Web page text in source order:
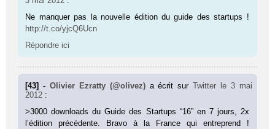
Ne manquer pas la nouvelle édition du guide des startups !
http://t.co/yjcQ6Ucn
Répondre ici
[43] - Olivier Ezratty (@olivez) a écrit surTwitter
le 3 mai
2012 :
>3000 downloads du Guide des Startups “16” en 7 jours, 2x
l’édition précédente. Bravo à la France qui entreprend !